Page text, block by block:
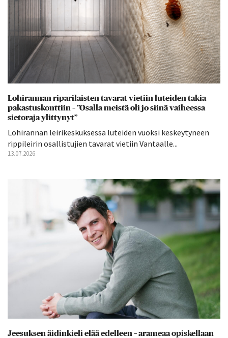
Lohirannan riparilaisten tavarat vietiin luteiden takia
pakastuskonttiin – ”Osalla meistä oli jo siinä vaiheessa
sietoraja ylittynyt”
Lohirannan leirikeskuksessa luteiden vuoksi keskeytyneen
rippileirin osallistujien tavarat vietiin Vantaalle...
13.07.2026
Jeesuksen äidinkieli elää edelleen – arameaa opiskellaan